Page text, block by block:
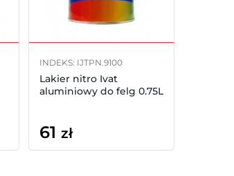
INDEKS: IJTPN.9100
Lakier nitro Ivat
aluminiowy do felg 0.75L
61 zł